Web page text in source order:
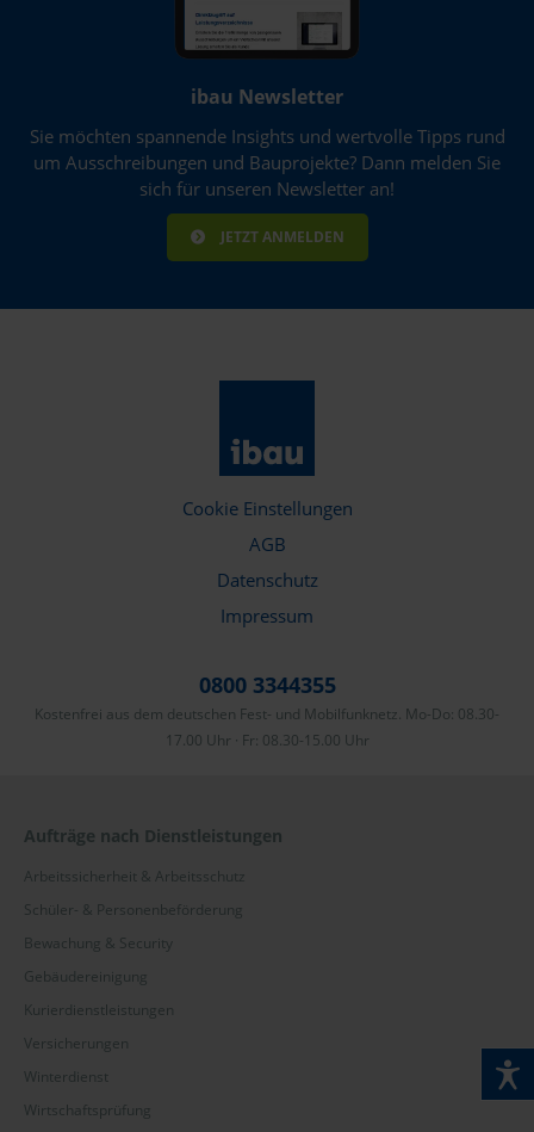
ibau Newsletter
Sie möchten spannende Insights und wertvolle Tipps rund
um Ausschreibungen und Bauprojekte? Dann melden Sie
sich für unseren Newsletter an!
JETZT ANMELDEN
Cookie Einstellungen
AGB
Datenschutz
Impressum
0800 3344355
Kostenfrei aus dem deutschen Fest- und Mobilfunknetz. Mo-Do: 08.30-
17.00 Uhr · Fr: 08.30-15.00 Uhr
Aufträge nach Dienstleistungen
Arbeitssicherheit & Arbeitsschutz
Schüler- & Personenbeförderung
Bewachung & Security
Gebäudereinigung
Kurierdienstleistungen
Versicherungen
Winterdienst
Wirtschaftsprüfung